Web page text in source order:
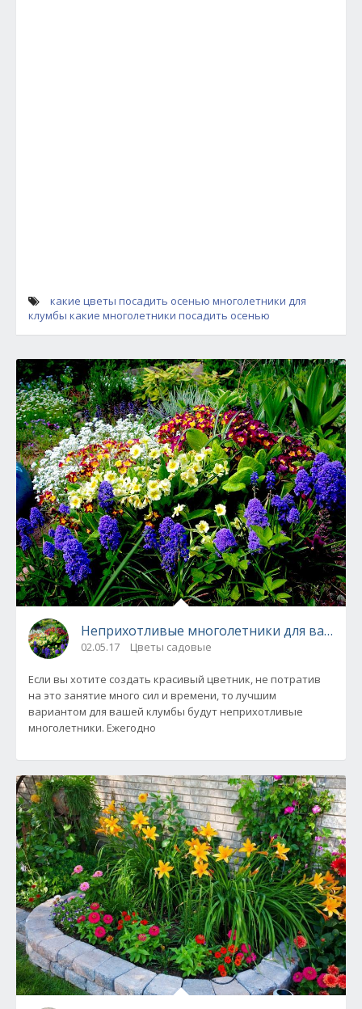
какие цветы посадить осенью многолетники для
клумбы какие многолетники посадить осенью
Неприхотливые многолетники для вашего
02.05.17 Цветы садовые
Если вы хотите создать красивый цветник, не потратив
на это занятие много сил и времени, то лучшим
вариантом для вашей клумбы будут неприхотливые
многолетники. Ежегодно